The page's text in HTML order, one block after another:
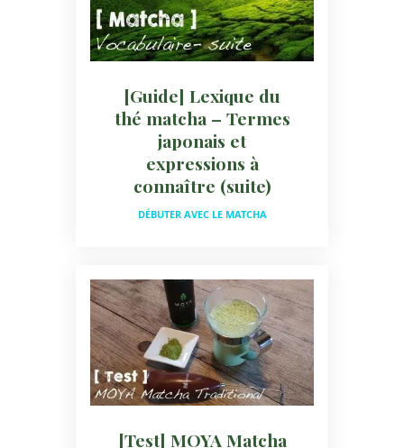
[Guide] Lexique du
thé matcha – Termes
japonais et
expressions à
connaître (suite)
DÉBUTER AVEC LE MATCHA
[Test] MOYA Matcha